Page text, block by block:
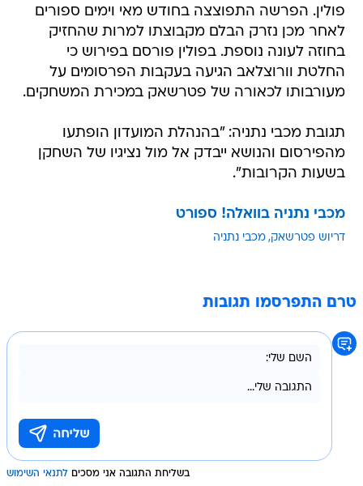
פולין. הפרשה התפוצצה בחודש מאי וימים ספורים
לאחר מכן נזרק הבלם מקבוצתו למרות שהחזיק
בחוזה לעונה נוספת. בפולין פורסם בפירוש כי
החלטת וורוצלאב הגיעה בעקבות הפרסומים על
מעורבותו לכאורה של פטרשאק במכירת המשחקים.
תגובת מכבי נתניה: "בהנהלת המועדון הופתעו
מהפירסום והנושא ייבדק אל מול נציגיו של השחקן
בשעות הקרובות".
מכבי נתניה בוואלה! ספורט
דריוש פטרשאק מכבי נתניה
טרם התפרסמו תגובות
בשליחת התגובה אני מסכים לתנאי השימוש